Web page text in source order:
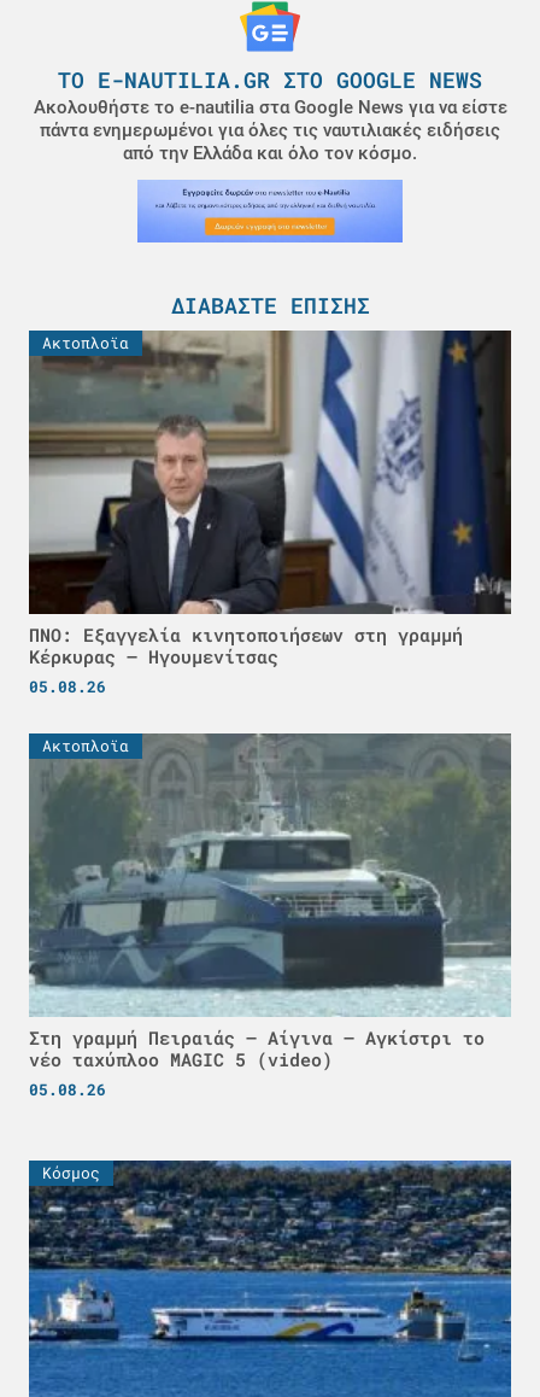
ΤΟ E-NAUTILIA.GR ΣΤΟ GOOGLE NEWS
Ακολουθήστε το e-nautilia στα Google News για να είστε
πάντα ενημερωμένοι για όλες τις ναυτιλιακές ειδήσεις
από την Ελλάδα και όλο τον κόσμο.
ΔΙΑΒΆΣΤΕ ΕΠΊΣΗΣ
Ακτοπλοϊα
ΠΝΟ: Εξαγγελία κινητοποιήσεων στη γραμμή
Κέρκυρας – Ηγουμενίτσας
05.08.26
Ακτοπλοϊα
Στη γραμμή Πειραιάς – Αίγινα – Αγκίστρι το
νέο ταχύπλοο MAGIC 5 (video)
05.08.26
Κόσμος